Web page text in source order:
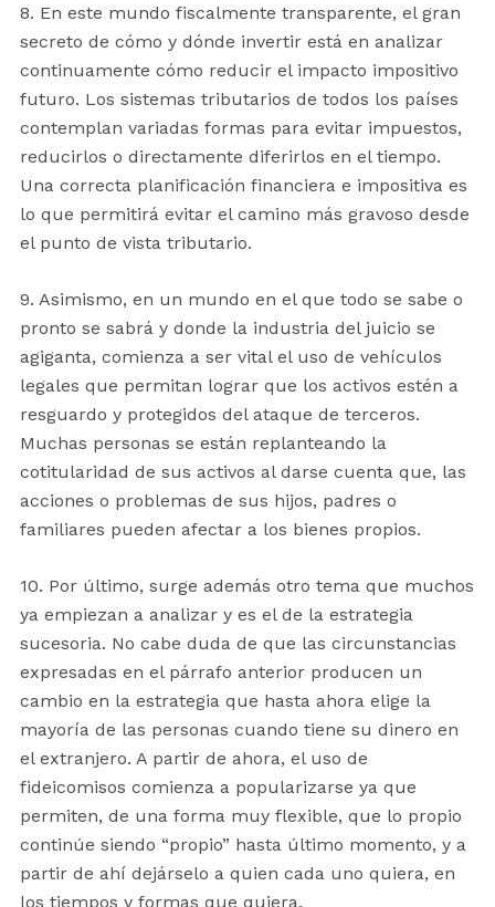
8. En este mundo fiscalmente transparente, el gran
secreto de cómo y dónde invertir está en analizar
continuamente cómo reducir el impacto impositivo
futuro. Los sistemas tributarios de todos los países
contemplan variadas formas para evitar impuestos,
reducirlos o directamente diferirlos en el tiempo.
Una correcta planificación financiera e impositiva es
lo que permitirá evitar el camino más gravoso desde
el punto de vista tributario.
9. Asimismo, en un mundo en el que todo se sabe o
pronto se sabrá y donde la industria del juicio se
agiganta, comienza a ser vital el uso de vehículos
legales que permitan lograr que los activos estén a
resguardo y protegidos del ataque de terceros.
Muchas personas se están replanteando la
cotitularidad de sus activos al darse cuenta que, las
acciones o problemas de sus hijos, padres o
familiares pueden afectar a los bienes propios.
10. Por último, surge además otro tema que muchos
ya empiezan a analizar y es el de la estrategia
sucesoria. No cabe duda de que las circunstancias
expresadas en el párrafo anterior producen un
cambio en la estrategia que hasta ahora elige la
mayoría de las personas cuando tiene su dinero en
el extranjero. A partir de ahora, el uso de
fideicomisos comienza a popularizarse ya que
permiten, de una forma muy flexible, que lo propio
continúe siendo “propio” hasta último momento, y a
partir de ahí dejárselo a quien cada uno quiera, en
los tiempos y formas que quiera.